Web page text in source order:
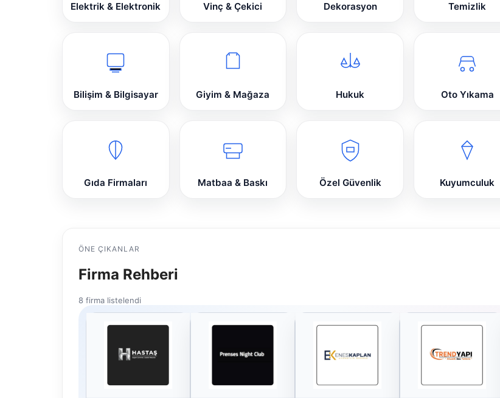
Elektrik & Elektronik Vinç & Çekici Dekorasyon Temizlik
Bilişim & Bilgisayar Giyim & Mağaza Hukuk Oto Yıkama
Gıda Firmaları Matbaa & Baskı Özel Güvenlik Kuyumculuk
ÖNE ÇIKANLAR
Firma Rehberi
8 firma listelendi